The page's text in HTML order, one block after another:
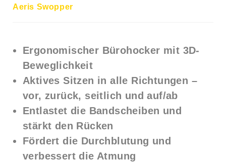
Aeris Swopper
Ergonomischer Bürohocker mit 3D-
Beweglichkeit
Aktives Sitzen in alle Richtungen –
vor, zurück, seitlich und auf/ab
Entlastet die Bandscheiben und
stärkt den Rücken
Fördert die Durchblutung und
verbessert die Atmung